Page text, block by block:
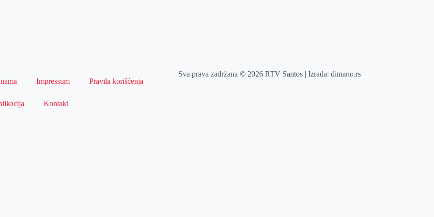
Impressum Pravila korišćenja
Kontakt
Sva prava zadržana © 2026 RTV Santos | Izrada:dimano.rs